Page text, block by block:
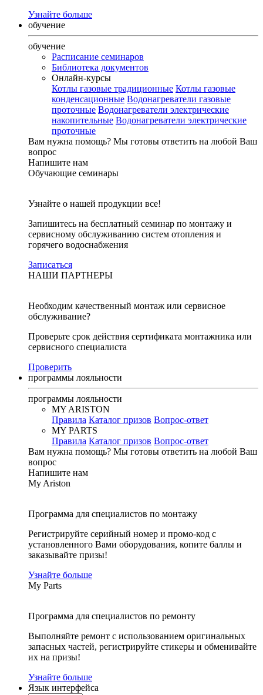
Узнайте больше
обучение
обучение
Расписание семинаров
Библиотека документов
Онлайн-курсы
Котлы газовые традиционные Котлы газовые
конденсационные Водонагреватели газовые
проточные Водонагреватели электрические
накопительные Водонагреватели электрические
проточные
Вам нужна помощь? Мы готовы ответить на любой Ваш
вопрос
Напишите нам
Обучающие семинары
Узнайте о нашей продукции все!
Запишитесь на бесплатный семинар по монтажу и
сервисному обслуживанию систем отопления и
горячего водоснабжения
Записаться
НАШИ ПАРТНЕРЫ
Необходим качественный монтаж или сервисное
обслуживание?
Проверьте срок действия сертификата монтажника или
сервисного специалиста
Проверить
программы лояльности
программы лояльности
MY ARISTON
Правила Каталог призов Вопрос-ответ
MY PARTS
Правила Каталог призов Вопрос-ответ
Вам нужна помощь? Мы готовы ответить на любой Ваш
вопрос
Напишите нам
My Ariston
Программа для специалистов по монтажу
Регистрируйте серийный номер и промо-код с
установленного Вами оборудования, копите баллы и
заказывайте призы!
Узнайте больше
My Parts
Программа для специалистов по ремонту
Выполняйте ремонт с использованием оригинальных
запасных частей, регистрируйте стикеры и обменивайте
их на призы!
Узнайте больше
Язык интерфейса